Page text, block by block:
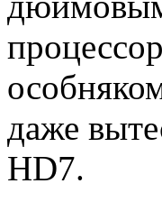
даже
HD7.